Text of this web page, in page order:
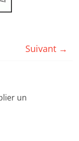
Suivant →
un